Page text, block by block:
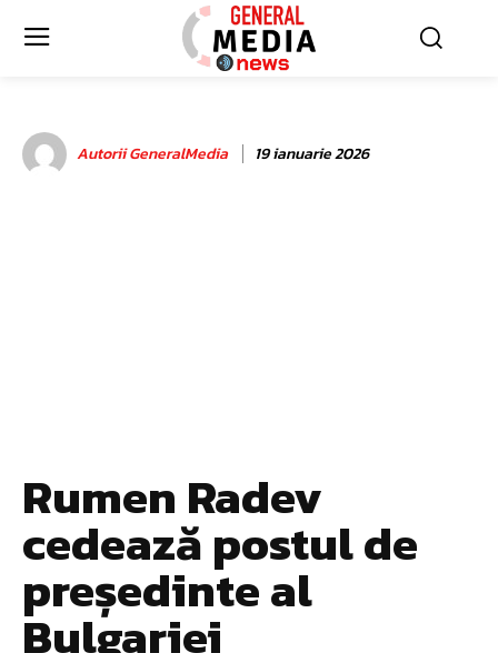
Autorii GeneralMedia 19 ianuarie 2026
Rumen Radev
cedează postul de
președinte al
Bulgariei